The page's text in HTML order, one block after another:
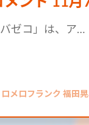
ゼコ」は、ア…
メロフランク 福田